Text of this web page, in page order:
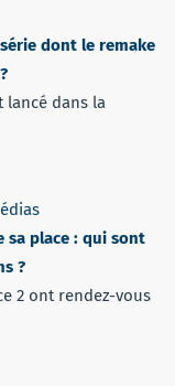
dont le remake
lancé dans la
sa place : qui sont
?
2 ont rendez-vous